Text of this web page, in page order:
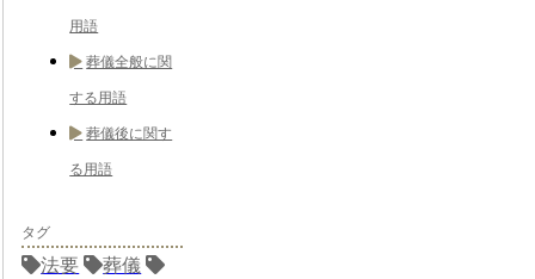
用語
葬儀全般に関
する用語
葬儀後に関す
る用語
タグ
法要
葬儀